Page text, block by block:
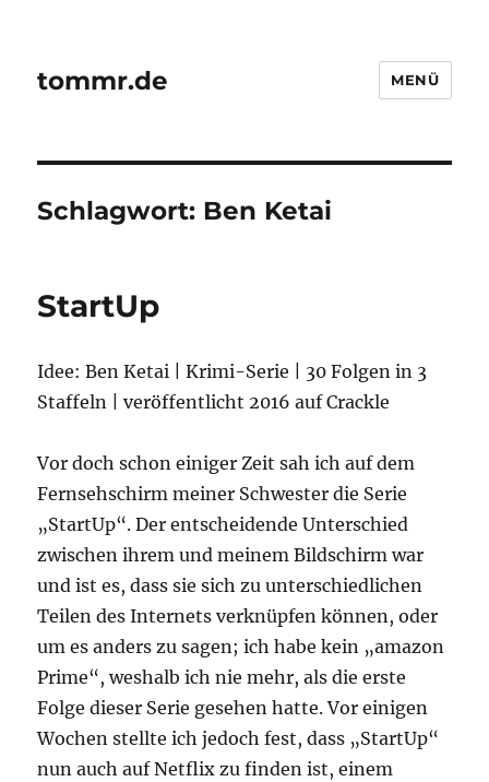
tommr.de MENÜ
Schlagwort: Ben Ketai
StartUp
Idee: Ben Ketai | Krimi-Serie | 30 Folgen in 3
Staffeln | veröffentlicht 2016 auf Crackle
Vor doch schon einiger Zeit sah ich auf dem
Fernsehschirm meiner Schwester die Serie
„StartUp“. Der entscheidende Unterschied
zwischen ihrem und meinem Bildschirm war
und ist es, dass sie sich zu unterschiedlichen
Teilen des Internets verknüpfen können, oder
um es anders zu sagen; ich habe kein „amazon
Prime“, weshalb ich nie mehr, als die erste
Folge dieser Serie gesehen hatte. Vor einigen
Wochen stellte ich jedoch fest, dass „StartUp“
nun auch auf Netflix zu finden ist, einem